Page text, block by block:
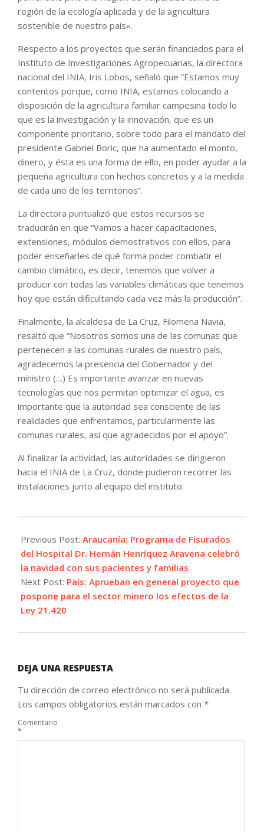
región de la ecología aplicada y de la agricultura
sostenible de nuestro país».
Respecto a los proyectos que serán financiados para el
Instituto de Investigaciones Agropecuarias, la directora
nacional del INIA, Iris Lobos, señaló que “Estamos muy
contentos porque, como INIA, estamos colocando a
disposición de la agricultura familiar campesina todo lo
que es la investigación y la innovación, que es un
componente prioritario, sobre todo para el mandato del
presidente Gabriel Boric, que ha aumentado el monto,
dinero, y ésta es una forma de ello, en poder ayudar a la
pequeña agricultura con hechos concretos y a la medida
de cada uno de los territorios”.
La directora puntualizó que estos recursos se
traducirán en que “Vamos a hacer capacitaciones,
extensiones, módulos demostrativos con ellos, para
poder enseñarles de qué forma poder combatir el
cambio climático, es decir, tenemos que volver a
producir con todas las variables climáticas que tenemos
hoy que están dificultando cada vez más la producción”.
Finalmente, la alcaldesa de La Cruz, Filomena Navia,
resaltó que “Nosotros somos una de las comunas que
pertenecen a las comunas rurales de nuestro país,
agradecemos la presencia del Gobernador y del
ministro (…) Es importante avanzar en nuevas
tecnologías que nos permitan optimizar el agua, es
importante que la autoridad sea consciente de las
realidades que enfrentamos, particularmente las
comunas rurales, así que agradecidos por el apoyo”.
Al finalizar la actividad, las autoridades se dirigieron
hacia el INIA de La Cruz, donde pudieron recorrer las
instalaciones junto al equipo del instituto.
12-
22
Previous Post: Araucanía: Programa de Fisurados
del Hospital Dr. Hernán Henríquez Aravena celebró
la navidad con sus pacientes y familias
Next Post: País: Aprueban en general proyecto que
pospone para el sector minero los efectos de la
Ley 21.420
DEJA UNA RESPUESTA
Tu dirección de correo electrónico no será publicada.
Los campos obligatorios están marcados con *
Comentario
*